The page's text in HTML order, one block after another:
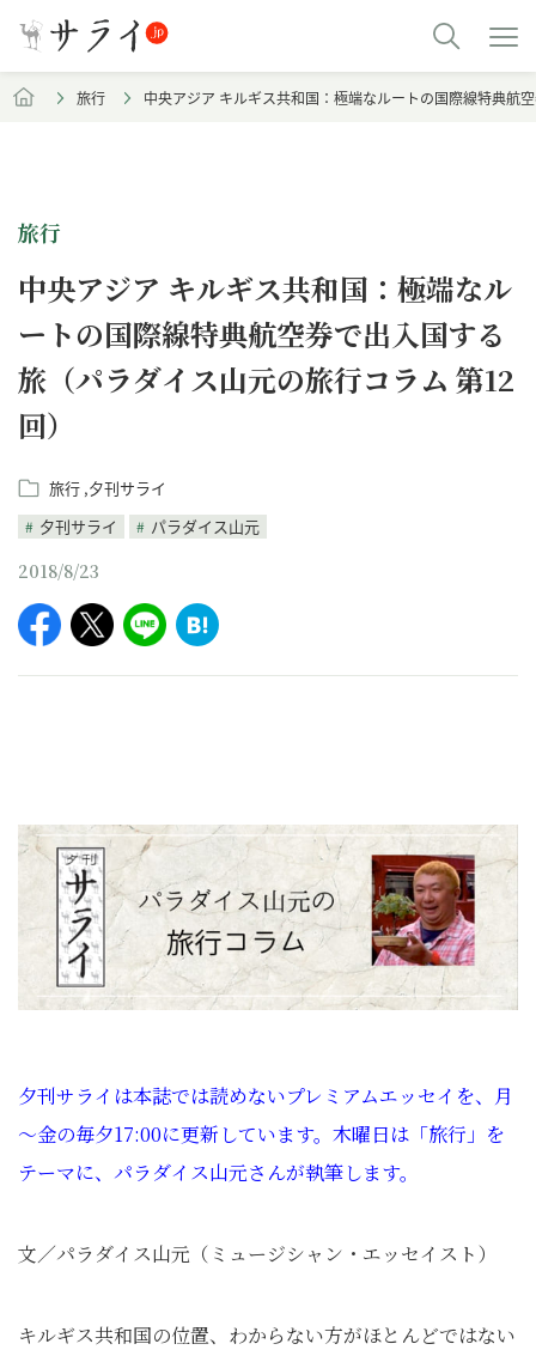
旅行 中央アジア キルギス共和国：極端なルートの国際線特典航
旅行
中央アジア キルギス共和国：極端なル
ートの国際線特典航空券で出入国する
旅（パラダイス山元の旅行コラム 第12
回）
旅行 夕刊サライ
夕刊サライ
パラダイス山元
2018/8/23
夕刊サライは本誌では読めないプレミアムエッセイを、月
～金の毎夕17:00に更新しています。木曜日は「旅行」を
テーマに、パラダイス山元さんが執筆します。
文／パラダイス山元（ミュージシャン・エッセイスト）
キルギス共和国の位置、わからない方がほとんどではない